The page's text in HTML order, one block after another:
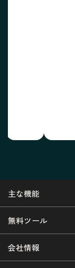
主な機能
無料ツール
会社情報